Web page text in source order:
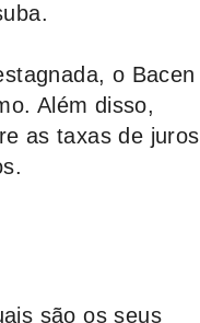
o Bacen
Além disso,
as taxas de juros
são os seus